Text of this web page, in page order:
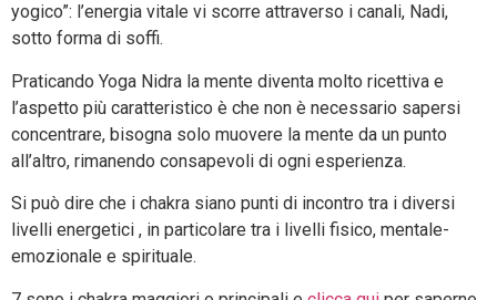
yogico”: l’energia vitale vi scorre attraverso i canali, Nadi,
sotto forma di soffi.
Praticando Yoga Nidra la mente diventa molto ricettiva e
l’aspetto più caratteristico è che non è necessario sapersi
concentrare, bisogna solo muovere la mente da un punto
all’altro, rimanendo consapevoli di ogni esperienza.
Si può dire che i chakra siano punti di incontro tra i diversi
livelli energetici , in particolare tra i livelli fisico, mentale-
emozionale e spirituale.